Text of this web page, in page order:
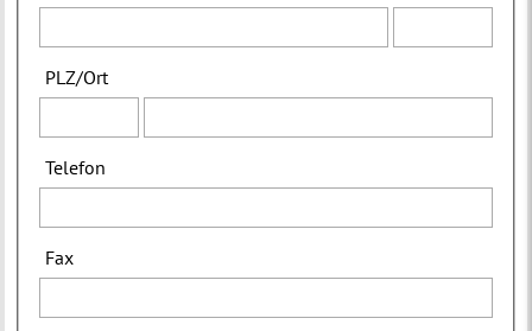
PLZ/Ort
Telefon
Fax